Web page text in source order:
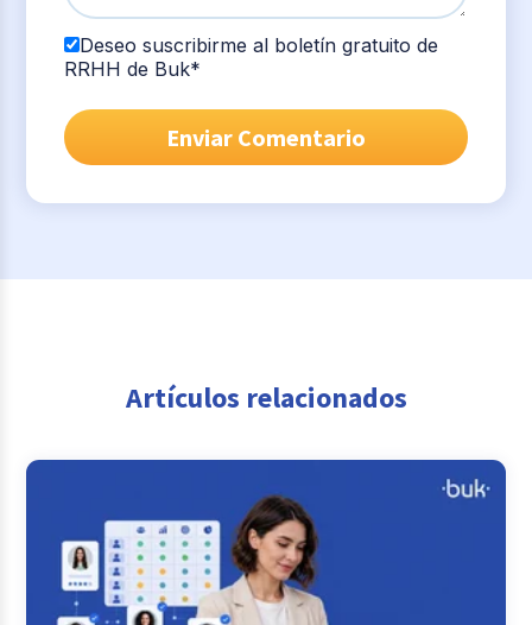
Deseo suscribirme al boletín gratuito de
RRHH de Buk*
Artículos relacionados